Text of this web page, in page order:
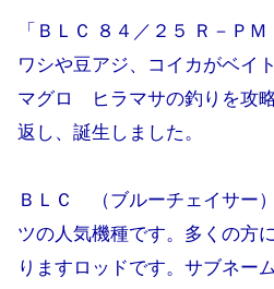
「ＢＬＣ ８４／２５ Ｒ－
ワシや豆アジ、コイカがベイ
マグロ ヒラマサの釣りを攻
返し、誕生しました。
ＢＬＣ （ブルーチェイサー
ツの人気機種です。多くの方
りますロッドです。サブネ